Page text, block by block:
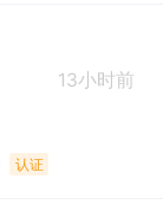
13小时前
认证